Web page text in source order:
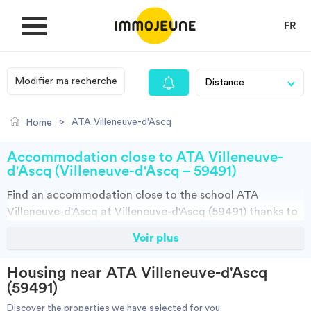
FR
MY ACCOUNT
Looking for a rent
Propose accommodation
Cities
Modifier ma recherche
Home > ATA Villeneuve-d'Ascq
Accommodation close to ATA Villeneuve-
d'Ascq (Villeneuve-d'Ascq – 59491)
Find an accommodation close to the school ATA
Villeneuve-d'Ascq at Villeneuve-d'Ascq (59491) thanks to
Discover our thousands of housing offers close to the
real estates and flateshare offers. You have all the
choices.
Voir plus
Housing near ATA Villeneuve-d'Ascq
(59491)
Discover the properties we have selected for you